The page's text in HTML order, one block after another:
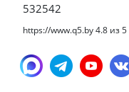
532542
https://www.q5.by4.8 из5